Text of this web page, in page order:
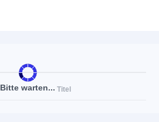
Bitte warten... Titel